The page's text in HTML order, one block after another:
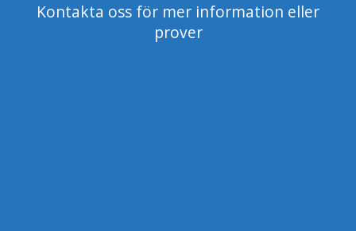
Kontakta oss för mer information eller
prover